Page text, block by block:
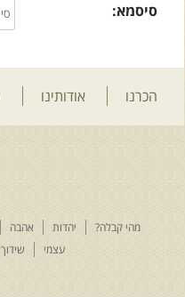
סיסמא:
הכרנו אודותינו
מהי קבלה? יהדות אהבה
עצמי
שידוך